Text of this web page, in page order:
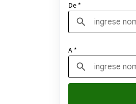
De *
A *